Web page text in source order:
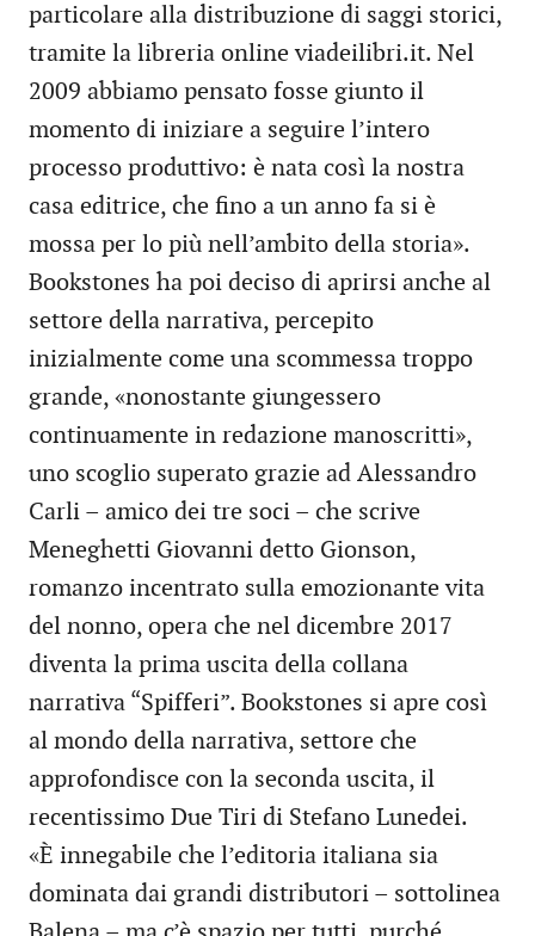
particolare alla distribuzione di saggi storici,
tramite la libreria online viadeilibri.it. Nel
2009 abbiamo pensato fosse giunto il
momento di iniziare a seguire l’intero
processo produttivo: è nata così la nostra
casa editrice, che fino a un anno fa si è
mossa per lo più nell’ambito della storia».
Bookstones ha poi deciso di aprirsi anche al
settore della narrativa, percepito
inizialmente come una scommessa troppo
grande, «nonostante giungessero
continuamente in redazione manoscritti»,
uno scoglio superato grazie ad Alessandro
Carli – amico dei tre soci – che scrive
Meneghetti Giovanni detto Gionson,
romanzo incentrato sulla emozionante vita
del nonno, opera che nel dicembre 2017
diventa la prima uscita della collana
narrativa “Spifferi”. Bookstones si apre così
al mondo della narrativa, settore che
approfondisce con la seconda uscita, il
recentissimo Due Tiri di Stefano Lunedei.
«È innegabile che l’editoria italiana sia
dominata dai grandi distributori – sottolinea